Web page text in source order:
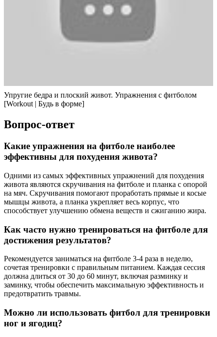
Упругие бедра и плоский живот. Упражнения с фитболом
[Workout | Будь в форме]
Вопрос-ответ
Какие упражнения на фитболе наиболее
эффективны для похудения живота?
Одними из самых эффективных упражнений для похудения
живота являются скручивания на фитболе и планка с опорой
на мяч. Скручивания помогают проработать прямые и косые
мышцы живота, а планка укрепляет весь корпус, что
способствует улучшению обмена веществ и сжиганию жира.
Как часто нужно тренироваться на фитболе для
достижения результатов?
Рекомендуется заниматься на фитболе 3-4 раза в неделю,
сочетая тренировки с правильным питанием. Каждая сессия
должна длиться от 30 до 60 минут, включая разминку и
заминку, чтобы обеспечить максимальную эффективность и
предотвратить травмы.
Можно ли использовать фитбол для тренировки
ног и ягодиц?